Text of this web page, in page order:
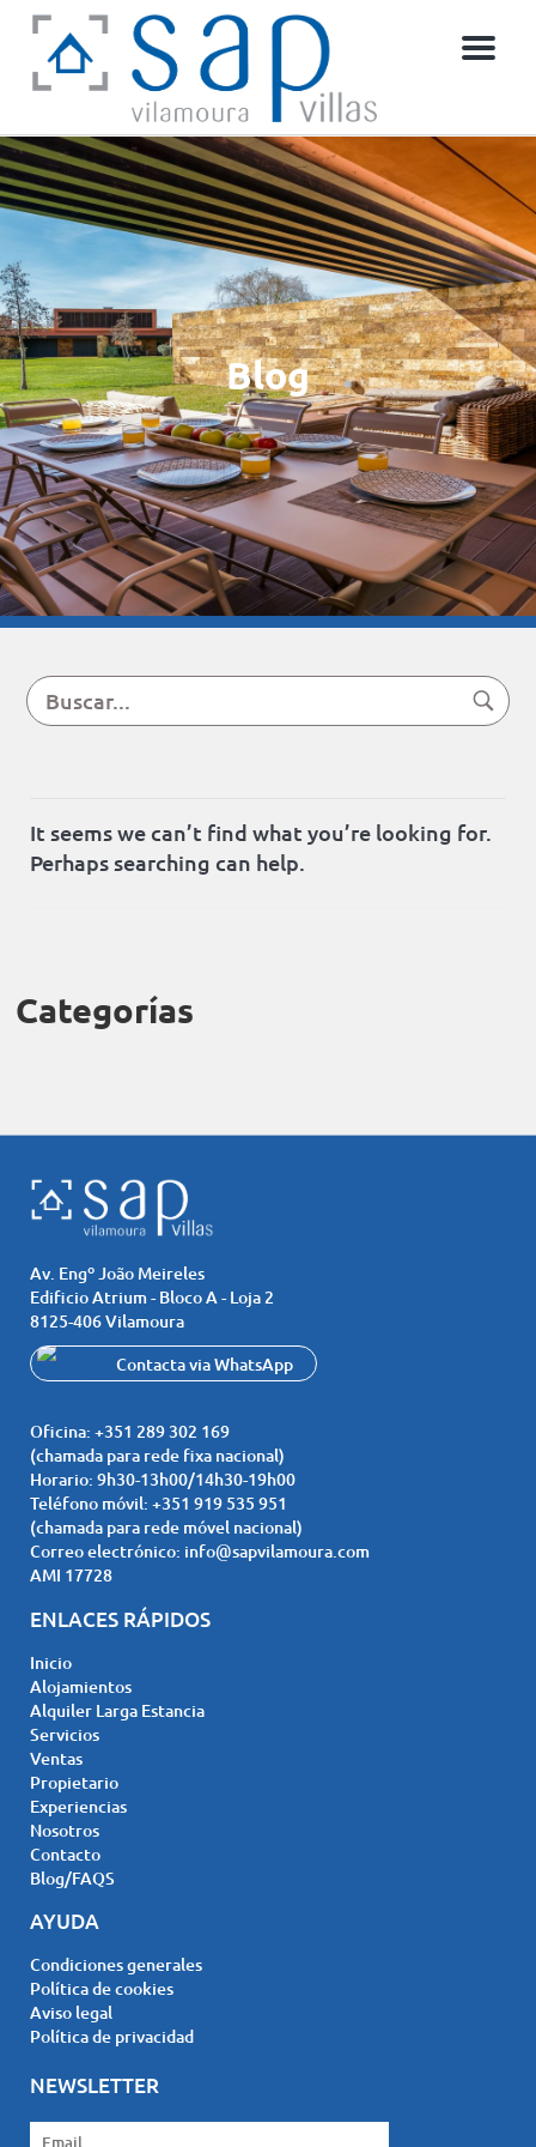
Menu
Blog
It seems we can’t find what you’re looking for.
Perhaps searching can help.
Categorías
Av. Engº João Meireles
Edificio Atrium - Bloco A - Loja 2
8125-406 Vilamoura
Contacta via WhatsApp
chat
Oficina: +351 289 302 169
(chamada para rede fixa nacional)
Horario: 9h30-13h00/14h30-19h00
Teléfono móvil: +351 919 535 951
(chamada para rede móvel nacional)
Correo electrónico: info@sapvilamoura.com
AMI 17728
ENLACES RÁPIDOS
Inicio
Alojamientos
Alquiler Larga Estancia
Servicios
Ventas
Propietario
Experiencias
Nosotros
Contacto
Blog/FAQS
AYUDA
Condiciones generales
Política de cookies
Aviso legal
Política de privacidad
NEWSLETTER